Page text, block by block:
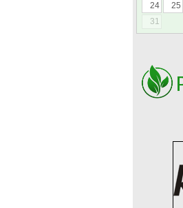
24
25
31